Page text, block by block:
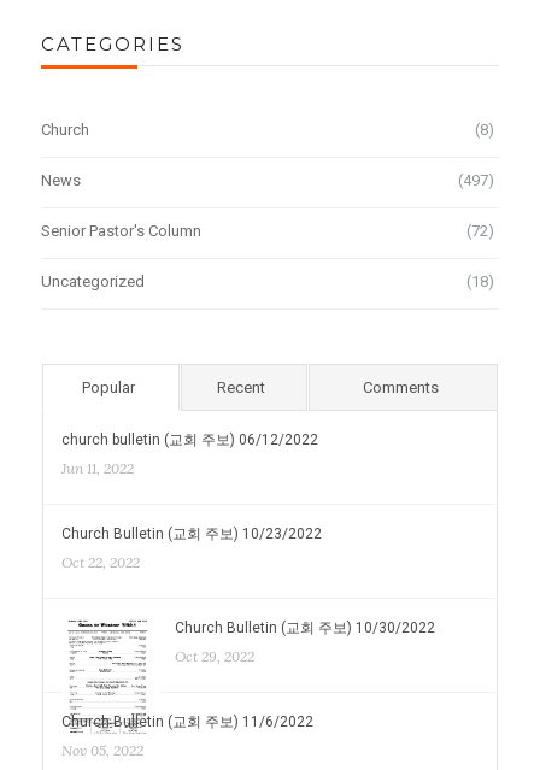
CATEGORIES
Church (8)
News (497)
Senior Pastor's Column (72)
Uncategorized (18)
Popular Recent Comments
church bulletin (교회 주보) 06/12/2022
Jun 11, 2022
Church Bulletin (교회 주보) 10/23/2022
Oct 22, 2022
Church Bulletin (교회 주보) 10/30/2022
Oct 29, 2022
Church Bulletin (교회 주보) 11/6/2022
Nov 05, 2022